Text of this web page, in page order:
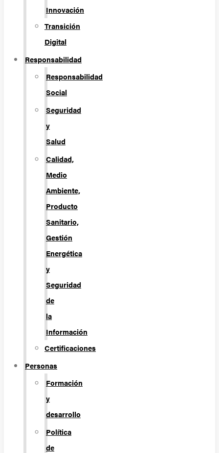
Innovación
Transición
Digital
Responsabilidad
Responsabilidad
Social
Seguridad
y
Salud
Calidad,
Medio
Ambiente,
Producto
Sanitario,
Gestión
Energética
y
Seguridad
de
la
Información
Certificaciones
Personas
Formación
y
desarrollo
Política
de